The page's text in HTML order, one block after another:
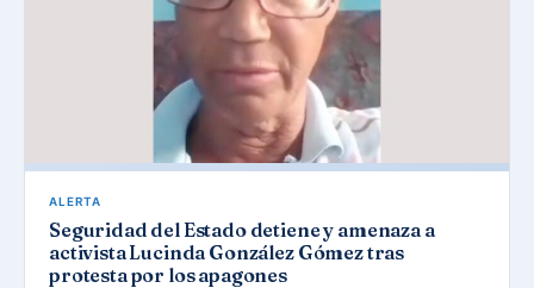
ALERTA
Seguridad del Estado detiene y amenaza a
activista Lucinda González Gómez tras
protesta por los apagones